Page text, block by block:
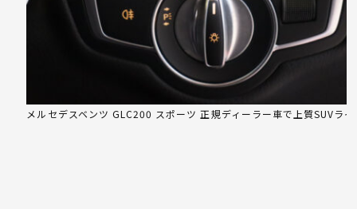
メルセデスベンツ GLC200 スポーツ 正規ディーラー車で上質SUVラ